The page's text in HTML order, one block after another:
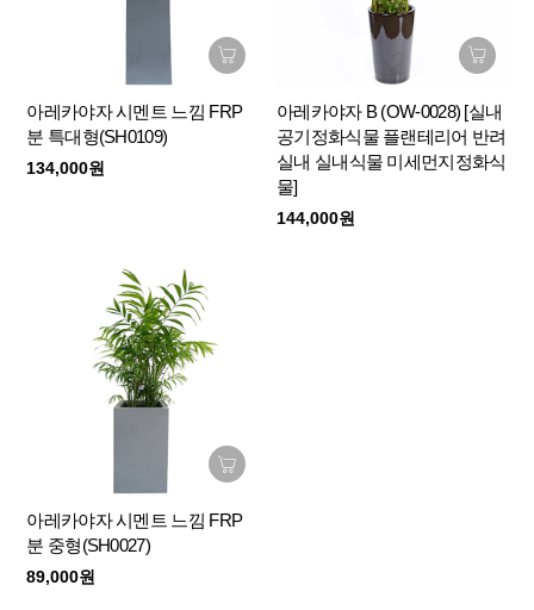
아레카야자 시멘트 느낌 FRP
분 특대형(SH0109)
134,000원
아레카야자 B (OW-0028) [실내
공기정화식물 플랜테리어 반려
실내 실내식물 미세먼지정화식
물]
144,000원
아레카야자 시멘트 느낌 FRP
분 중형(SH0027)
89,000원